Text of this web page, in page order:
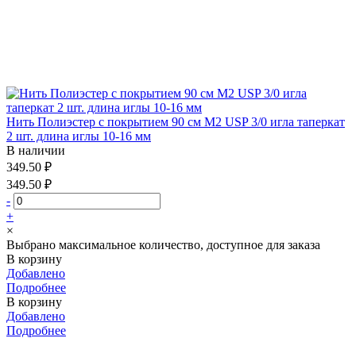
Нить Полиэстер с покрытием 90 см М2 USP 3/0 игла таперкат
2 шт. длина иглы 10-16 мм
В наличии
349.50 ₽
349.50 ₽
-
+
×
Выбрано максимальное количество, доступное для заказа
В корзину
Добавлено
Подробнее
В корзину
Добавлено
Подробнее